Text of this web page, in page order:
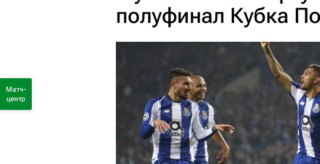
полуфинал Кубка
Матч-
центр